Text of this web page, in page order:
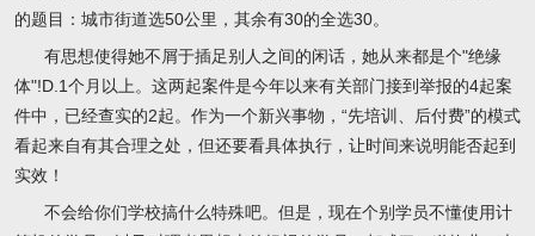
的题目：城市街道选50公里，其余有30的全选30。
有思想使得她不屑于插足别人之间的闲话，她从来都是个"绝缘
体"!D.1个月以上。这两起案件是今年以来有关部门接到举报的4起案
件中，已经查实的2起。作为一个新兴事物，“先培训、后付费”的模式
看起来自有其合理之处，但还要看具体执行，让时间来说明能否起到
实效！
不会给你们学校搞什么特殊吧。但是，现在个别学员不懂使用计